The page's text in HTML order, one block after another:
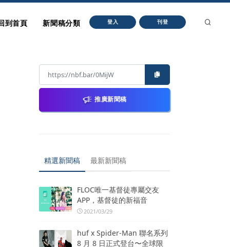
到首頁 新聞稿分類 登入 刊登
推廣新聞稿
精選新聞稿 最新新聞稿
FLOC唯一基督徒專屬交友
APP，基督徒的新福音
2021/03/29
huf x Spider-Man 聯名系列
8 月 8 日正式登台〜全球限